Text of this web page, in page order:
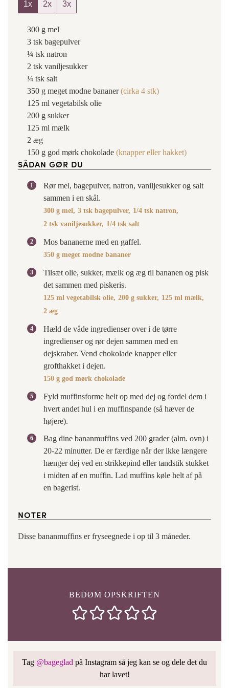
1x 2x 3x
300 g mel
3 tsk bagepulver
¼ tsk natron
2 tsk vaniljesukker
¼ tsk salt
350 g meget modne bananer (cirka 4stk)
125 ml vegetabilsk olie
200 g sukker
125 ml mælk
2 æg
150 g god mørk chokolade (knapper eller hakket)
SÅDAN GØR DU
Rør mel, bagepulver, natron, vaniljesukker og salt
sammen i en skål.
300 g mel, 3 tsk bagepulver, 1/4 tsk natron,
2 tsk vaniljesukker, 1/4 tsk salt
Mos bananerne med en gaffel.
350 g meget modne bananer
Tilsæt olie, sukker, mælk og æg til bananen og pisk
det sammen med piskeris.
125 ml vegetabilsk olie, 200 g sukker, 125 ml mælk,
2 æg
Hæld de våde ingredienser over i de tørre
ingredienser og rør dejen sammen med en
dejskraber. Vend chokolade knapper eller
grofthakket i dejen.
150 g god mørk chokolade
Fyld muffinsforme helt op med dej og fordel dem i
hvert andet hul i en muffinspande (så hæver de
højere).
Bag dine bananmuffins ved 200 grader (alm. ovn) i
20-22 minutter. De er færdige når der ikke længere
hænger dej ved en strikkepind eller tandstik stukket
i midten af en muffin. Lad muffins køle helt af på
en bagerist.
NOTER
Disse bananmuffins er fryseegnede i op til 3 måneder.
BEDØM OPSKRIFTEN
Tag @bageglad på Instagram så jeg kan se og dele det du
har lavet!